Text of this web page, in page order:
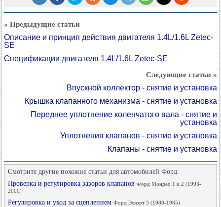
« Предыдущие статьи
Описание и принцип действия двигателя 1.4L/1.6L Zetec-
SE
Спецификации двигателя 1.4L/1.6L Zetec-SE
Следующие статьи »
Впускной коллектор - снятие и установка
Крышка клапанного механизма - снятие и установка
Переднее уплотнение коленчатого вала - снятие и
установка
Уплотнения клапанов - снятие и установка
Клапаны - снятие и установка
Смотрите другие похожие статьи для автомобилей Форд:
Проверка и регулировка зазоров клапанов Форд Мондео 1 и 2 (1993-
2000)
Регулировка и уход за сцеплением Форд Эскорт 3 (1980-1985)